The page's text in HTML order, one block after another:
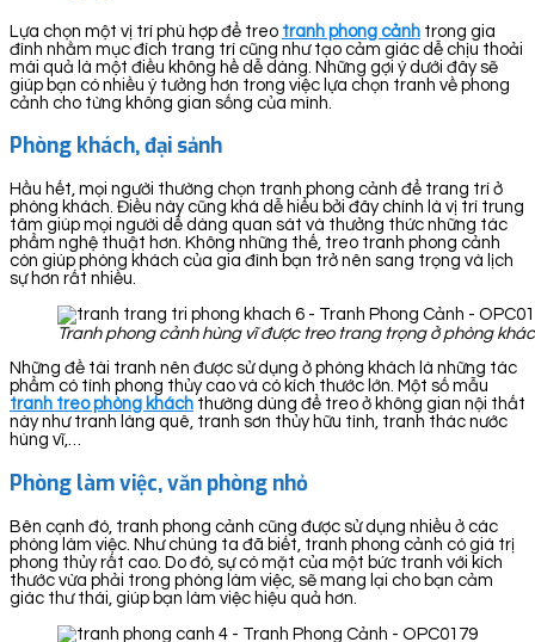
Lựa chọn một vị trí phù hợp để treo tranh phong cảnh trong gia
đình nhằm mục đích trang trí cũng như tạo cảm giác dễ chịu thoải
mái quả là một điều không hề dễ dàng. Những gợi ý dưới đây sẽ
giúp bạn có nhiều ý tưởng hơn trong việc lựa chọn tranh về phong
cảnh cho từng không gian sống của mình.
Phòng khách, đại sảnh
Hầu hết, mọi người thường chọn tranh phong cảnh để trang trí ở
phòng khách. Điều này cũng khá dễ hiểu bởi đây chính là vị trí trung
tâm giúp mọi người dễ dàng quan sát và thưởng thức những tác
phẩm nghệ thuật hơn. Không những thế, treo tranh phong cảnh
còn giúp phòng khách của gia đình bạn trở nên sang trọng và lịch
sự hơn rất nhiều.
Tranh phong cảnh hùng vĩ được treo trang trọng ở phòng
Những đề tài tranh nên được sử dụng ở phòng khách là những tác
phẩm có tính phong thủy cao và có kích thước lớn. Một số mẫu
tranh treo phòng khách thường dùng để treo ở không gian nội thất
này như tranh làng quê, tranh sơn thủy hữu tình, tranh thác nước
hùng vĩ,…
Phòng làm việc, văn phòng nhỏ
Bên cạnh đó, tranh phong cảnh cũng được sử dụng nhiều ở các
phòng làm việc. Như chúng ta đã biết, tranh phong cảnh có giá trị
phong thủy rất cao. Do đó, sự có mặt của một bức tranh với kích
thước vừa phải trong phòng làm việc, sẽ mang lại cho bạn cảm
giác thư thái, giúp bạn làm việc hiệu quả hơn.